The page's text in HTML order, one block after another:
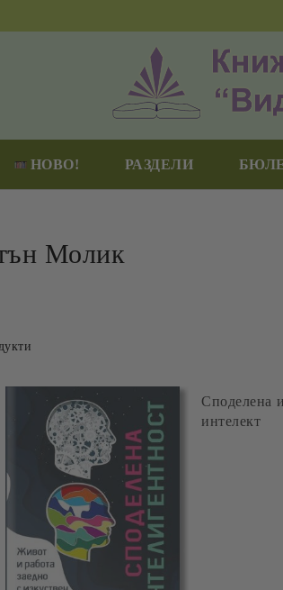
НОВО! РАЗДЕЛИ
Молик
Споделена
интелект